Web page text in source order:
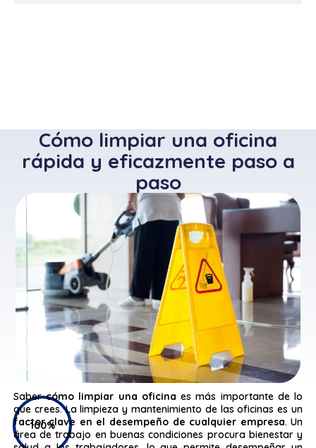
Cómo limpiar una oficina
rápida y eficazmente paso a
paso
100%
Sabercómo limpiar una oficina es más importante de lo
que crees. La limpieza y mantenimiento de las oficinas es un
factor clave en el desempeño de cualquier empresa. Un
área de trabajo en buenas condiciones procura bienestar y